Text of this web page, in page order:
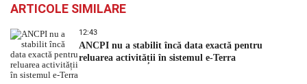
ARTICOLE SIMILARE
12:43
ANCPI nu a stabilit încă data exactă pentru
reluarea activității în sistemul e-Terra